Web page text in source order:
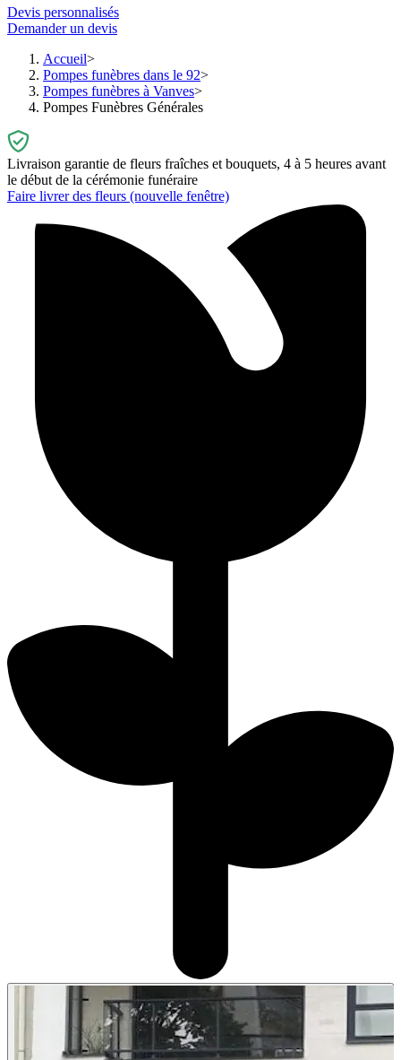
Devis personnalisés
Demander un devis
Accueil
Pompes funèbres dans le 92
Pompes funèbres à Vanves
Pompes Funèbres Générales
Livraison garantie de fleurs fraîches et bouquets, 4 à 5 heures avant
le début de la cérémonie funéraire
Faire livrer des fleurs (nouvelle fenêtre)